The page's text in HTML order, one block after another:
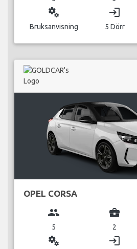
miscellaneous_services
Bruksanvisning
login
5 Dörr
OPEL CORSA
group
5
business_center
2
miscellaneous_services login